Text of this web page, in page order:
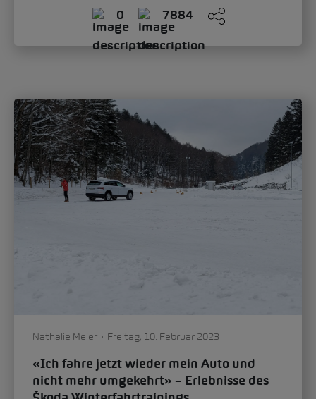
0 7884
Nathalie Meier Freitag, 10. Februar 2023
«Ich fahre jetzt wieder mein Auto und
nicht mehr umgekehrt» – Erlebnisse des